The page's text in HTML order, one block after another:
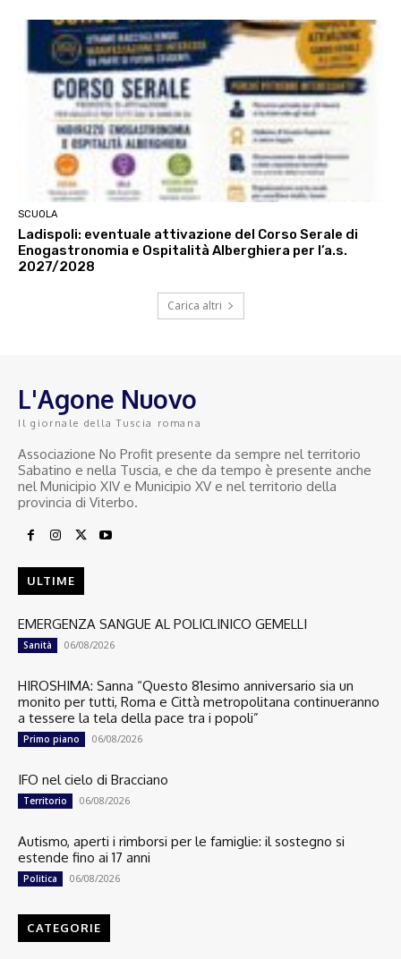
SCUOLA
Ladispoli: eventuale attivazione del Corso Serale di
Enogastronomia e Ospitalità Alberghiera per l’a.s.
2027/2028
Carica altri
L'Agone Nuovo
Il giornale della Tuscia romana
Associazione No Profit presente da sempre nel territorio
Sabatino e nella Tuscia, e che da tempo è presente anche
nel Municipio XIV e Municipio XV e nel territorio della
provincia di Viterbo.
ULTIME
EMERGENZA SANGUE AL POLICLINICO GEMELLI
Sanità 06/08/2026
HIROSHIMA: Sanna “Questo 81esimo anniversario sia un
monito per tutti, Roma e Città metropolitana continueranno
a tessere la tela della pace tra i popoli”
Primo piano 06/08/2026
IFO nel cielo di Bracciano
Territorio 06/08/2026
Autismo, aperti i rimborsi per le famiglie: il sostegno si
estende fino ai 17 anni
Politica 06/08/2026
CATEGORIE